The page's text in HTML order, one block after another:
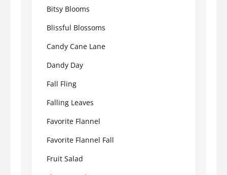
Bitsy Blooms
Blissful Blossoms
Candy Cane Lane
Dandy Day
Fall Fling
Falling Leaves
Favorite Flannel
Favorite Flannel Fall
Fruit Salad